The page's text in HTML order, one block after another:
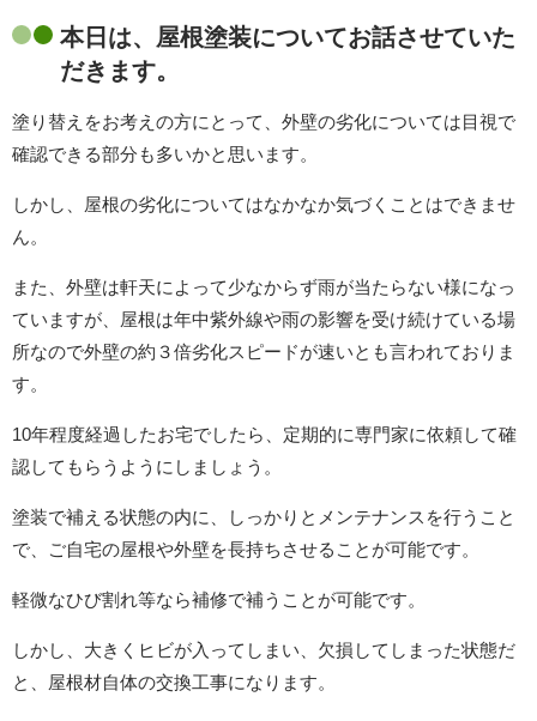
本日は、屋根塗装についてお話させていた
だきます。
塗り替えをお考えの方にとって、外壁の劣化については目視で
確認できる部分も多いかと思います。
しかし、屋根の劣化についてはなかなか気づくことはできませ
ん。
また、外壁は軒天によって少なからず雨が当たらない様になっ
ていますが、屋根は年中紫外線や雨の影響を受け続けている場
所なので外壁の約３倍劣化スピードが速いとも言われておりま
す。
10年程度経過したお宅でしたら、定期的に専門家に依頼して確
認してもらうようにしましょう。
塗装で補える状態の内に、しっかりとメンテナンスを行うこと
で、ご自宅の屋根や外壁を長持ちさせることが可能です。
軽微なひび割れ等なら補修で補うことが可能です。
しかし、大きくヒビが入ってしまい、欠損してしまった状態だ
と、屋根材自体の交換工事になります。